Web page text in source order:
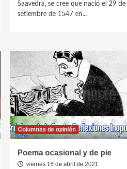
Saavedra, se cree que nació el 29 de
setiembre de 1547 en...
Columnas de opinión
Poema ocasional y de pie
viernes 16 de abril de 2021